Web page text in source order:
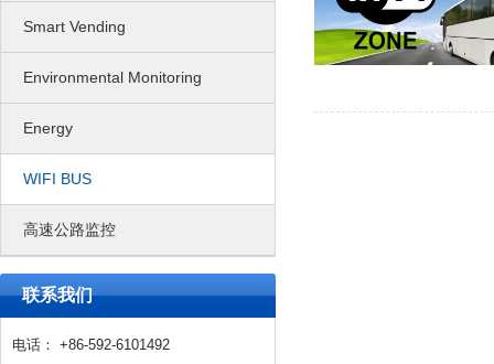
Smart Vending
Environmental Monitoring
Energy
WIFI BUS
高速公路监控
联系我们
电话： +86-592-6101492